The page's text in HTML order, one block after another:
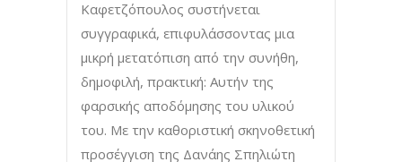
Καφετζόπουλος συστήνεται
συγγραφικά, επιφυλάσσοντας μια
μικρή μετατόπιση από την συνήθη,
δημοφιλή, πρακτική: Αυτήν της
φαρσικής αποδόμησης του υλικού
του. Με την καθοριστική σκηνοθετική
προσέγγιση της Δανάης Σπηλιώτη